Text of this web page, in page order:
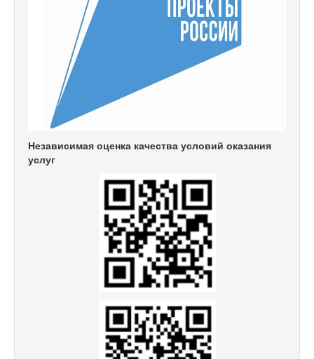
Независимая оценка качества условий оказания
услуг